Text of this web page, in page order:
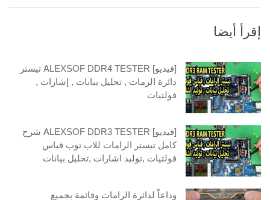
إقرأ أيضا
[فيديو] ALEXSOF DDR4 TESTER تيستر
دائرة الرمات , تحليل بيانات , إشارات ,
فولتيات
[فيديو] ALEXSOF DDR3 TESTER شرح
كامل تيستر الرامات للاب توب قياس
فولتيات ,توليد اشارات ,تحليل بيانات
وداعاً لدائرة الرامات وقائمة بجميع